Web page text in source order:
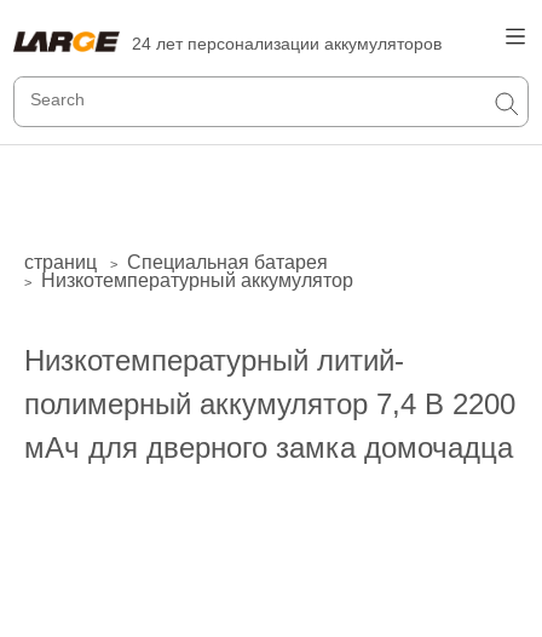
24 лет персонализации аккумуляторов
страниц > Специальная батарея
> Низкотемпературный аккумулятор
Низкотемпературный литий-
полимерный аккумулятор 7,4 В 2200
мАч для дверного замка домочадца